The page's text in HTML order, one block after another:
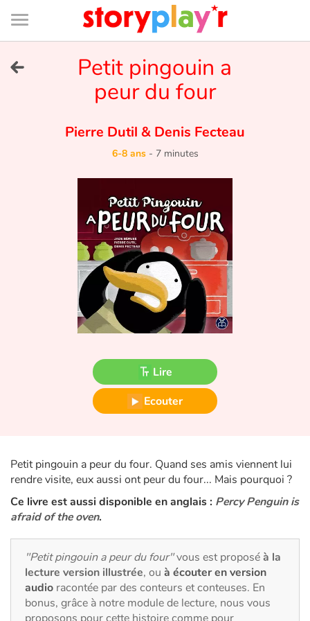
Connexion
Bibliothèque
de
page
Tester gratuitement
Bibliothèque
Contes d'ici et d'ailleurs
Fable, mythe, littérature et poésie
Ogres, monstres et sorcières
Les animaux
Voyage, épopée, enquête, aventure
Autour du monde
Apprentissage
Petit pingouin a
peur du four
Pierre Dutil & Denis Fecteau
6-8 ans- 7 minutes
Lire
Ecouter
Petit pingouin a peur du four. Quand ses amis viennent lui
rendre visite, eux aussi ont peur du four... Mais pourquoi ?
Ce livre est aussi disponible en anglais : Percy Penguin is
afraid of the oven.
"Petit pingouin a peur du four"vous est proposéà la
lecture version illustrée, ou à écouter en version
audio racontée par des conteurs et conteuses. En
bonus, grâce à notre module de lecture, nous vous